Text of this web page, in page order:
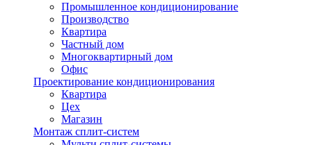
Промышленное кондиционирование
Производство
Квартира
Частный дом
Многоквартирный дом
Офис
Проектирование кондиционирования
Квартира
Цех
Магазин
Монтаж сплит-систем